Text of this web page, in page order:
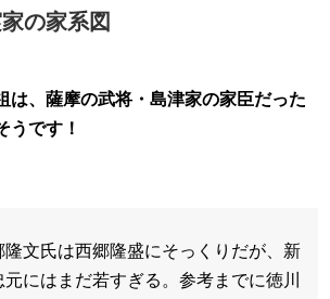
の家系図
は、薩摩の武将・島津家の家臣だった
うです！
隆文氏は西郷隆盛にそっくりだが、新
にはまだ若すぎる。参考までに徳川